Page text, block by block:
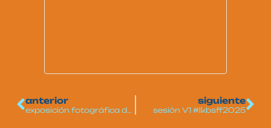
anterior
exposición fotográfica de surf
siguiente
sesión V1 #lkbsff2025